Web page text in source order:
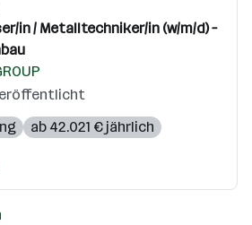
in / Metalltechniker/in (w/m/d) –
ab 42.021 € jährlich